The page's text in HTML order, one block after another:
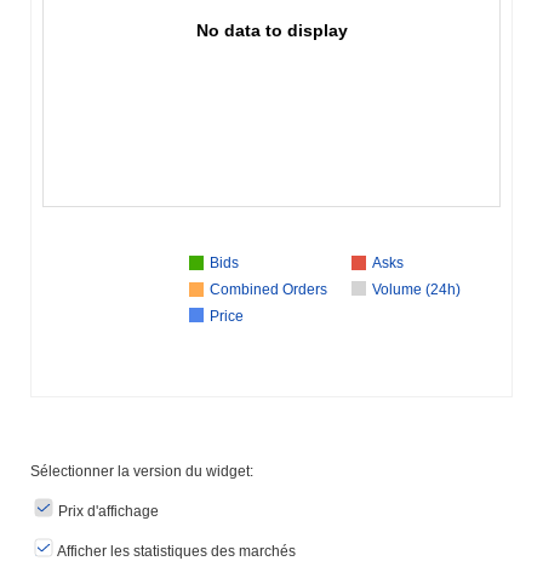
No data to display
Bids
Asks
Combined Orders
Volume (24h)
Price
Sélectionner la version du widget:
Prix ​​d'affichage
Afficher les statistiques des marchés